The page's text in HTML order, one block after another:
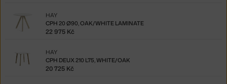
CPH 20 Ø90, OAK/WHITE LAMINATE
HAY
22 975 Kč
CPH DEUX 210 L75, WHITE/OAK
HAY
20 725 Kč